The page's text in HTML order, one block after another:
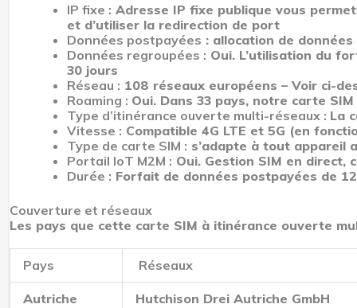
IP fixe : Adresse IP fixe publique vous
et d’utiliser la redirection de port
Données postpayées : allocation de
Données regroupées : Oui. L’utilisation du
30 jours
Réseau : 108 réseaux européens – Voir ci-
Roaming : Oui. Dans 33 pays, notre carte
Type d’itinérance ouverte multi-réseaux : La
Vitesse : Compatible 4G LTE et 5G (en
Type de carte SIM : s’adapte à tout appareil
Portail IoT M2M : Oui. Gestion SIM en
Durée : Forfait de données postpayées de
Couverture et réseaux
Les pays que cette carte SIM à itinérance ouverte
Pays Réseaux
Autriche
Hutchison Drei Autriche GmbH